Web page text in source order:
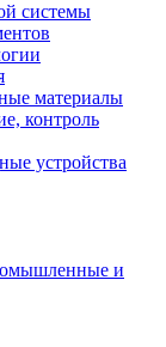
системы
материалы
контроль
устройства
и